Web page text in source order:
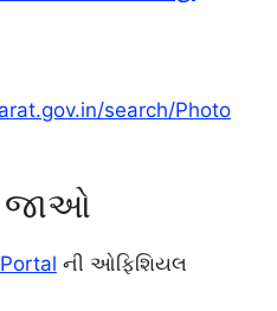
search/Photo
જાઓ
ની ઓફિશિયલ